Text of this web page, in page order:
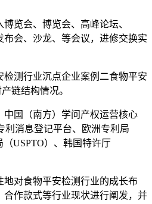
会、博览会、高峰论坛、
会、沙龙、等会议，进修交换实
测行业沉点企业案例二食物平安
链结构情况。
国（南方）学问产权运营核心
利消息登记平台、欧洲专利局
（USPTO）、韩国特许厅
对食物平安检测行业的成长布
作款式等行业现状进行阐发，并